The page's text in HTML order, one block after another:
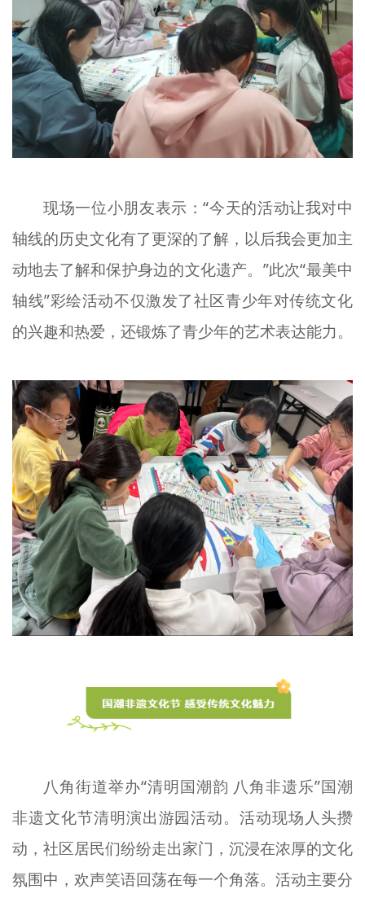
现场一位小朋友表示：“今天的活动让我对中
轴线的历史文化有了更深的了解，以后我会更加主
动地去了解和保护身边的文化遗产。”此次“最美中
轴线”彩绘活动不仅激发了社区青少年对传统文化
的兴趣和热爱，还锻炼了青少年的艺术表达能力。
八角街道举办“清明国潮韵 八角非遗乐”国潮
非遗文化节清明演出游园活动。活动现场人头攒
动，社区居民们纷纷走出家门，沉浸在浓厚的文化
氛围中，欢声笑语回荡在每一个角落。活动主要分